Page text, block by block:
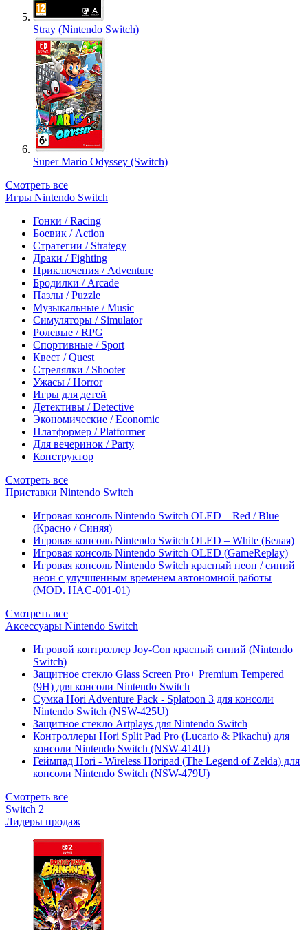
Stray (Nintendo Switch)
Super Mario Odyssey (Switch)
Смотреть все
Игры Nintendo Switch
Гонки / Racing
Боевик / Action
Стратегии / Strategy
Драки / Fighting
Приключения / Adventure
Бродилки / Arcade
Пазлы / Puzzle
Музыкальные / Music
Симуляторы / Simulator
Ролевые / RPG
Спортивные / Sport
Квест / Quest
Стрелялки / Shooter
Ужасы / Horror
Игры для детей
Детективы / Detective
Экономические / Economic
Платформер / Platformer
Для вечеринок / Party
Конструктор
Смотреть все
Приставки Nintendo Switch
Игровая консоль Nintendo Switch OLED – Red / Blue
(Красно / Синяя)
Игровая консоль Nintendo Switch OLED – White (Белая)
Игровая консоль Nintendo Switch OLED (GameReplay)
Игровая консоль Nintendo Switch красный неон / синий
неон с улучшенным временем автономной работы
(MOD. HAC-001-01)
Смотреть все
Аксессуары Nintendo Switch
Игровой контроллер Joy-Con красный синий (Nintendo
Switch)
Защитное стекло Glass Screen Pro+ Premium Tempered
(9H) для консоли Nintendo Switch
Сумка Hori Adventure Pack - Splatoon 3 для консоли
Nintendo Switch (NSW-425U)
Защитное стекло Artplays для Nintendo Switch
Контроллеры Hori Split Pad Pro (Lucario & Pikachu) для
консоли Nintendo Switch (NSW-414U)
Геймпад Hori - Wireless Horipad (The Legend of Zelda) для
консоли Nintendo Switch (NSW-479U)
Смотреть все
Switch 2
Лидеры продаж